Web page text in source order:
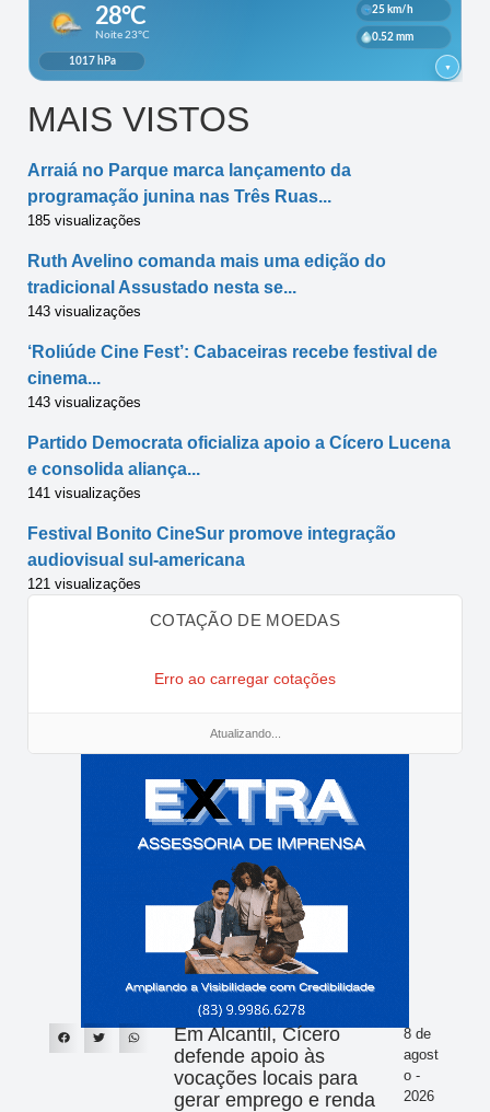
MAIS VISTOS
Arraiá no Parque marca lançamento da
programação junina nas Três Ruas...
185 visualizações
Ruth Avelino comanda mais uma edição do
tradicional Assustado nesta se...
143 visualizações
‘Roliúde Cine Fest’: Cabaceiras recebe festival de
cinema...
143 visualizações
Partido Democrata oficializa apoio a Cícero Lucena
e consolida aliança...
141 visualizações
Festival Bonito CineSur promove integração
audiovisual sul-americana
121 visualizações
COTAÇÃO DE MOEDAS
Erro ao carregar cotações
Atualizando...
Em Alcantil, Cícero
defende apoio às
vocações locais para
gerar emprego e renda
8 de
agost
o -
2026